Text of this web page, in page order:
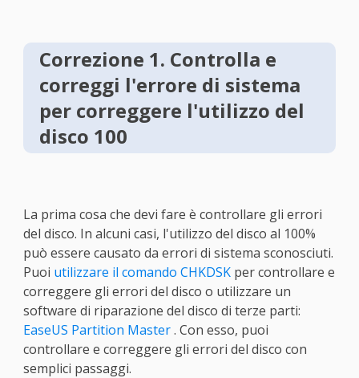
Correzione 1. Controlla e
correggi l'errore di sistema
per correggere l'utilizzo del
disco 100
La prima cosa che devi fare è controllare gli errori
del disco. In alcuni casi, l'utilizzo del disco al 100%
può essere causato da errori di sistema sconosciuti.
Puoi utilizzare il comando CHKDSKper controllare e
correggere gli errori del disco o utilizzare un
software di riparazione del disco di terze parti:
EaseUS Partition Master. Con esso, puoi
controllare e correggere gli errori del disco con
semplici passaggi.